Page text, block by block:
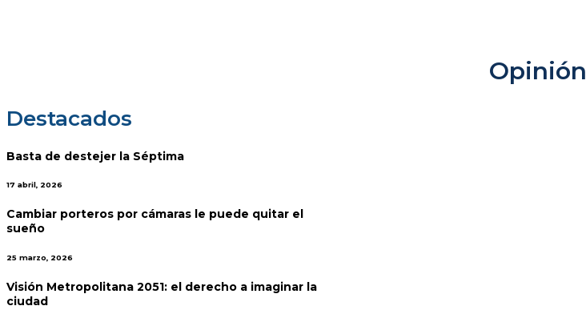
Opinión
Destacados
Basta de destejer la Séptima
17 abril, 2026
Cambiar porteros por cámaras le puede quitar el
sueño
25 marzo, 2026
Visión Metropolitana 2051: el derecho a imaginar la
ciudad